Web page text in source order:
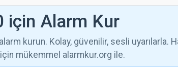
için Alarm Kur
kurun. Kolay, güvenilir, sesli uyarılarla.
mükemmel alarmkur.org ile.